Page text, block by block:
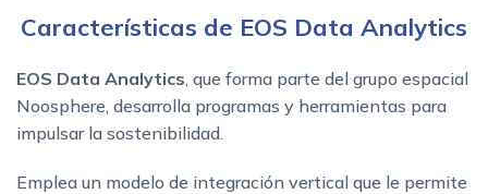
Características de EOS Data Analytics
EOS Data Analytics , que forma parte del grupo espacial
Noosphere, desarrolla programas y herramientas para
impulsar la sostenibilidad.
Emplea un modelo de integración vertical que le permite